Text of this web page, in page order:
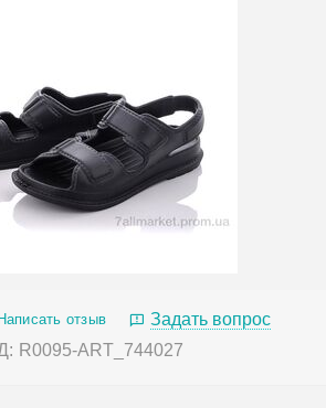
Написать отзыв
Задать вопрос
R0095-ART_744027